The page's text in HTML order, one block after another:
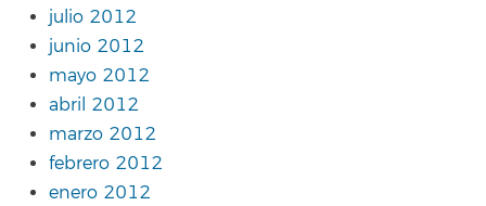
julio 2012
junio 2012
mayo 2012
abril 2012
marzo 2012
febrero 2012
enero 2012